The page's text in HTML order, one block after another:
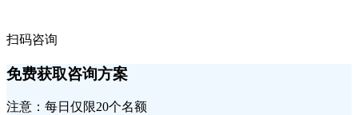
扫码咨询
免费获取咨询方案
注意：每日仅限20个名额